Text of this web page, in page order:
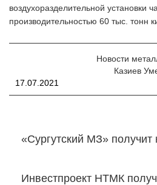
воздухоразделительной установки
производительностью 60 тыс. тонн
Новости
Казиев
17.07.2021
«Сургутский МЗ» получит
Инвестпроект НТМК